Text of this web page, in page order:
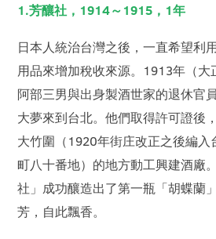
1.芳釀社，1914～1915，1年
日本人統治台灣之後，一直希望利
用品來增加稅收來源。1913年（大
阿部三男與出身製酒世家的退休官
大夢來到台北。他們取得許可證後
大竹圍（1920年街庄改正之後編入
町八十番地）的地方動工興建酒廠
社」成功釀造出了第一瓶「胡蝶蘭
芳，自此飄香。